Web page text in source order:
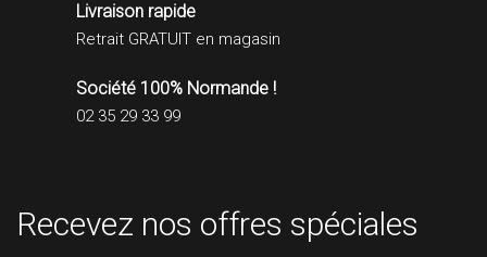
Livraison rapide
Retrait GRATUIT en magasin
Société 100% Normande !
02 35 29 33 99
Recevez nos offres spéciales